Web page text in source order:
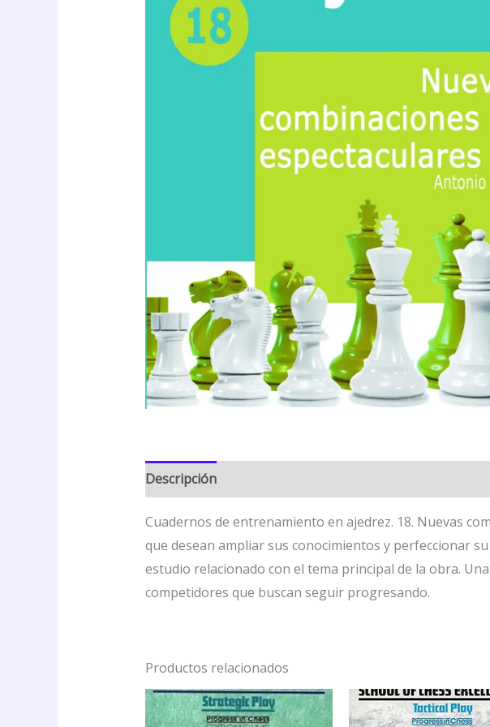
Descripción
Cuadernos de entrenamiento en ajedrez. 18. Nuevas
que desean ampliar sus conocimientos y perfeccionar
estudio relacionado con el tema principal de la obra.
competidores que buscan seguir progresando.
Productos relacionados